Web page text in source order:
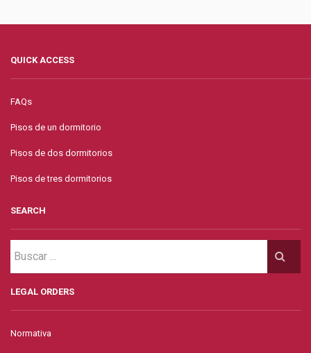
QUICK ACCESS
FAQs
Pisos de un dormitorio
Pisos de dos dormitorios
Pisos de tres dormitorios
SEARCH
LEGAL ORDERS
Normativa